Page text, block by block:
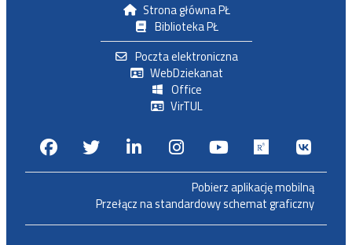
Strona główna PŁ
Biblioteka PŁ
Poczta elektroniczna
WebDziekanat
Office
VirTUL
FacebookTwitterLinkedinInstagram
Youtube
Pobierz aplikację mobilną
Przełącz na standardowy schemat graficzny